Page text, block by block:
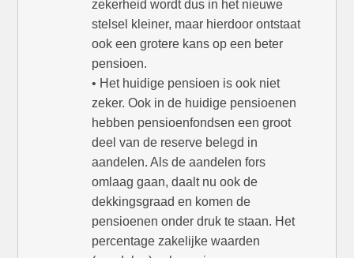
zekerheid wordt dus in het nieuwe
stelsel kleiner, maar hierdoor ontstaat
ook een grotere kans op een beter
pensioen.
• Het huidige pensioen is ook niet
zeker. Ook in de huidige pensioenen
hebben pensioenfondsen een groot
deel van de reserve belegd in
aandelen. Als de aandelen fors
omlaag gaan, daalt nu ook de
dekkingsgraad en komen de
pensioenen onder druk te staan. Het
percentage zakelijke waarden